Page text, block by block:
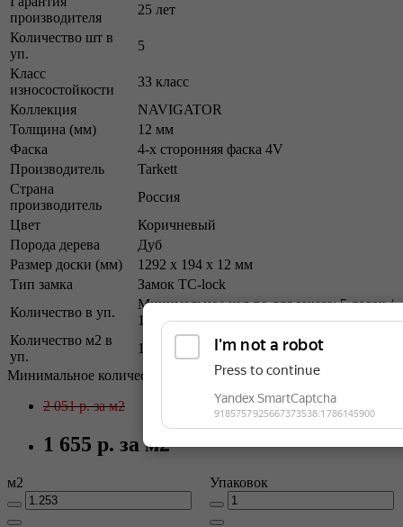
производителя
25 лет
Количество шт в
уп.
5
Класс
износостойкости
33 класс
Коллекция
NAVIGATOR
Толщина (мм)
12 мм
Фаска
4-х сторонняя фаска 4V
Производитель
Tarkett
Страна
производитель
Россия
Цвет
Коричневый
Порода дерева
Дуб
Размер доски (мм)
1292 x 194 х 12 мм
Тип замка
Замок TC-lock
Количество в уп.
Минимальное кол-во для заказа: 5 досок /
1,253 м2
Количество м2 в
уп.
1,253м2
Минимальное количество для заказа: 1.253.
2 051 р.за м2
1 655 р. за м2
Сумма
м2 Упаковок